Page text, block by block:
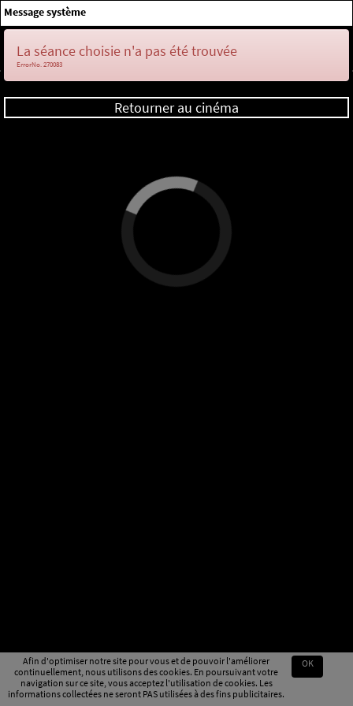
Afin d'optimiser notre site pour vous et de pouvoir l'améliorer
continuellement, nous utilisons des cookies. En poursuivant votre
navigation sur ce site, vous acceptez l'utilisation de cookies. Les
informations collectées ne seront PAS utilisées à des fins publicitaires.
OK
Message système
La séance choisie n'a pas été trouvée
ErrorNo. 270083
Retourner au cinéma